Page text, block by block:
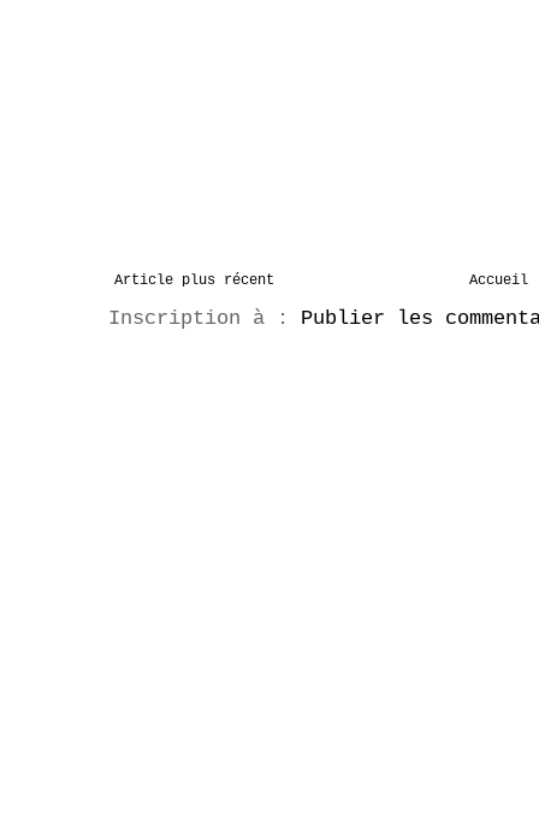
Article plus récent Accueil
Inscription à : Publier les